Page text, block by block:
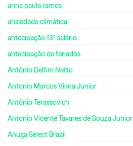
anna paula ramos
ansiedade climática
antecipação 13º salário
antecipação de feriados
Antônio Delfim Netto
Antonio Marcos Viana Junior
Antônio Terassovich
Antonio Vicente Tavares de Souza Junior
Anuga Select Brazil